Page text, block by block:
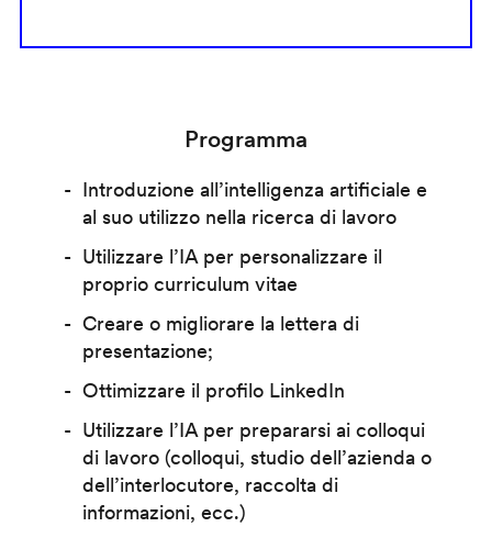
Programma
Introduzione all’intelligenza artificiale e
al suo utilizzo nella ricerca di lavoro
Utilizzare l’IA per personalizzare il
proprio curriculum vitae
Creare o migliorare la lettera di
presentazione;
Ottimizzare il profilo LinkedIn
Utilizzare l’IA per prepararsi ai colloqui
di lavoro (colloqui, studio dell’azienda o
dell’interlocutore, raccolta di
informazioni, ecc.)